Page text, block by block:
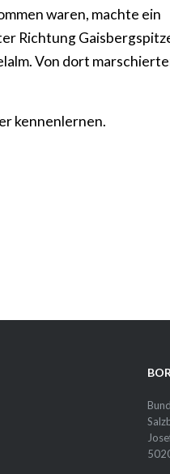
waren, machte ein
Richtung
Von dort
kennenlernen.